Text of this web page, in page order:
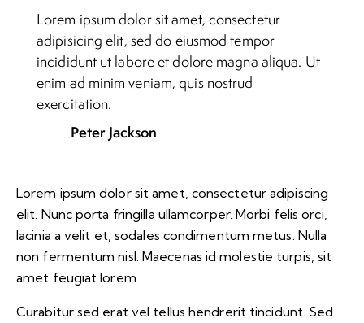
Lorem ipsum dolor sit amet, consectetur
adipisicing elit, sed do eiusmod tempor
incididunt ut labore et dolore magna aliqua. Ut
enim ad minim veniam, quis nostrud
exercitation.
Peter Jackson
Lorem ipsum dolor sit amet, consectetur adipiscing
elit. Nunc porta fringilla ullamcorper. Morbi felis orci,
lacinia a velit et, sodales condimentum metus. Nulla
non fermentum nisl. Maecenas id molestie turpis, sit
amet feugiat lorem.
Curabitur sed erat vel tellus hendrerit tincidunt. Sed